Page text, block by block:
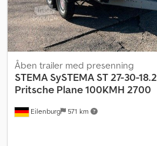
Eilenburg 571 km
Åben trailer med presenning
STEMA SySTEMA ST 27-30-18.2
Pritsche Plane 100KMH 2700